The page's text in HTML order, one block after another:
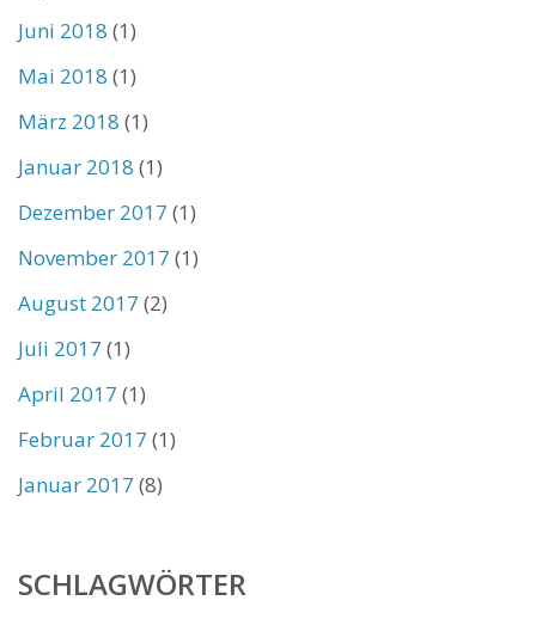
Juni 2018 (1)
Mai 2018 (1)
März 2018 (1)
Januar 2018 (1)
Dezember 2017 (1)
November 2017 (1)
August 2017 (2)
Juli 2017 (1)
April 2017 (1)
Februar 2017 (1)
Januar 2017 (8)
SCHLAGWÖRTER